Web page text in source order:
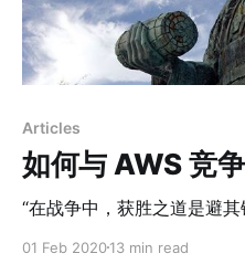
Articles
如何与 AWS 竞争
“在战争中，获胜之道是避
01 Feb 202013 min read